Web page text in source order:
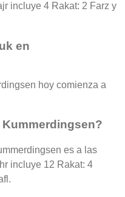
incluye 4 Rakat: 2 Farz y
en
hoy comienza a
es a las
incluye 12 Rakat: 4